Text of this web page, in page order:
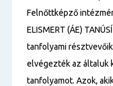
Felnőttképző
ELISMERT (ÁE)
tanfolyami
elvégezték az általuk
tanfolyamot. Azok,